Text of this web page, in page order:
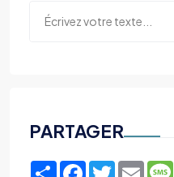
PARTAGER
ShareFacebook
TwitterEmail